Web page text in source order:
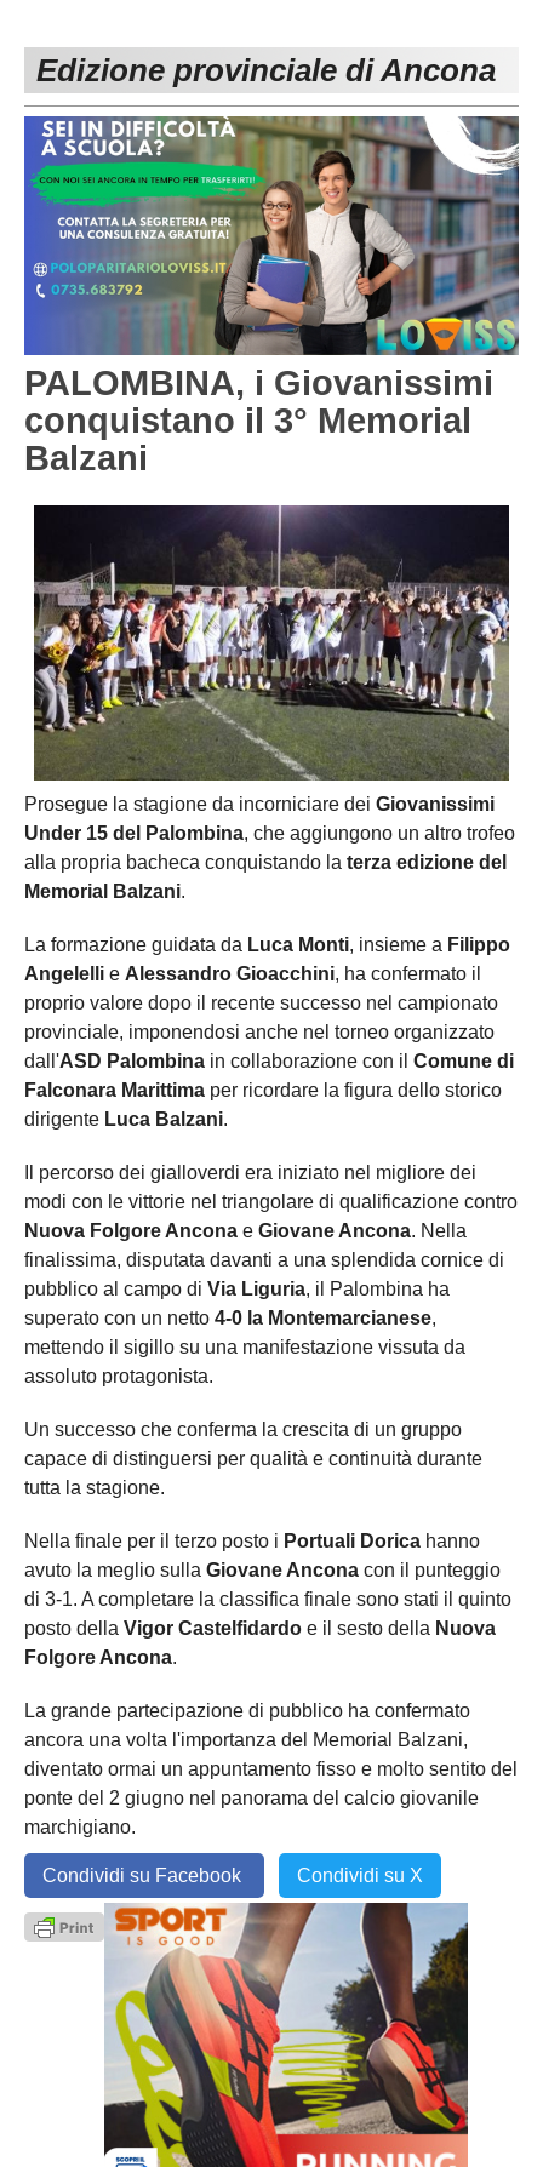
Carica la tua Rosa
1^ CATEGORIA
2^ CATEGORIA
3^ CATEGORIA
GIOVANILI
Edizione provinciale di Ancona
PALOMBINA, i Giovanissimi
conquistano il 3° Memorial
Balzani
Prosegue la stagione da incorniciare dei Giovanissimi
Under 15 del Palombina, che aggiungono un altro trofeo
alla propria bacheca conquistando la terza edizione del
Memorial Balzani.
La formazione guidata da Luca Monti, insieme a Filippo
Angelelli e Alessandro Gioacchini, ha confermato il
proprio valore dopo il recente successo nel campionato
provinciale, imponendosi anche nel torneo organizzato
dall'ASD Palombina in collaborazione con il Comune di
Falconara Marittima per ricordare la figura dello storico
dirigente Luca Balzani.
Il percorso dei gialloverdi era iniziato nel migliore dei
modi con le vittorie nel triangolare di qualificazione contro
Nuova Folgore Ancona e Giovane Ancona. Nella
finalissima, disputata davanti a una splendida cornice di
pubblico al campo di Via Liguria, il Palombina ha
superato con un netto 4-0 la Montemarcianese,
mettendo il sigillo su una manifestazione vissuta da
assoluto protagonista.
Un successo che conferma la crescita di un gruppo
capace di distinguersi per qualità e continuità durante
tutta la stagione.
Nella finale per il terzo posto i Portuali Dorica hanno
avuto la meglio sulla Giovane Ancona con il punteggio
di 3-1. A completare la classifica finale sono stati il quinto
posto della Vigor Castelfidardo e il sesto della Nuova
Folgore Ancona.
La grande partecipazione di pubblico ha confermato
ancora una volta l'importanza del Memorial Balzani,
diventato ormai un appuntamento fisso e molto sentito del
ponte del 2 giugno nel panorama del calcio giovanile
marchigiano.
Condividi su Facebook Condividi su X